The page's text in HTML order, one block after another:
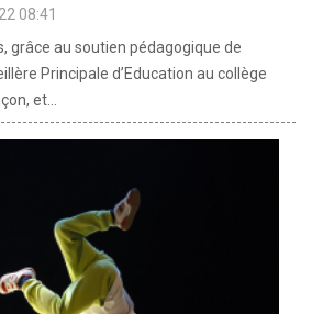
08:41
grâce au soutien pédagogique de
Principale d’Education au collège
et...